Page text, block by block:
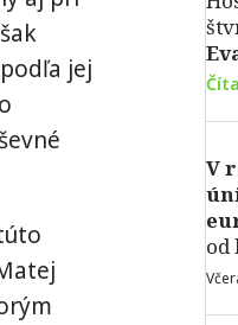
jej
V
od